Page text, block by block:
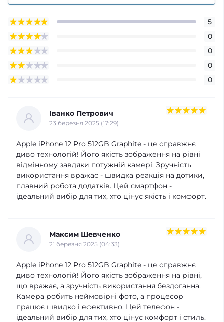
5
0
0
0
0
Іванко Петрович
23 березня 2025 (17:29)
Apple iPhone 12 Pro 512GB Graphite - це справжнє
диво технологій! Його якість зображення на рівні
відмінному завдяки потужній камері. Зручність
використання вражає - швидка реакція на дотики,
плавний робота додатків. Цей смартфон -
ідеальний вибір для тих, хто цінує якість і комфорт.
Максим Шевченко
21 березня 2025 (04:33)
Apple iPhone 12 Pro 512GB Graphite - це справжнє
диво технологій! Його якість зображення на рівні,
що вражає, а зручність використання бездоганна.
Камера робить неймовірні фото, а процесор
працює швидко і ефективно. Цей телефон -
ідеальний вибір для тих, хто цінує комфорт і стиль.